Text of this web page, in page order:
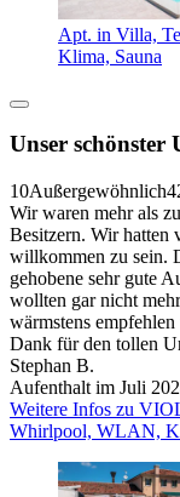
Apt. in Villa,
Klima, Sauna
Unser schönster
10Außergewöhnlich
Wir waren mehr als
Besitzern. Wir hatten
willkommen zu sein.
gehobene sehr gute
wollten gar nicht
wärmstens
Dank für den tollen
Stephan B.
Aufenthalt im Juli
Weitere Infos zu
Whirlpool, WLAN,